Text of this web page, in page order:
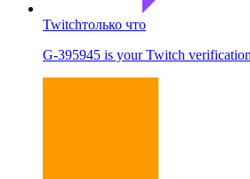
Twitchтолько что
G-395945 is your Twitch